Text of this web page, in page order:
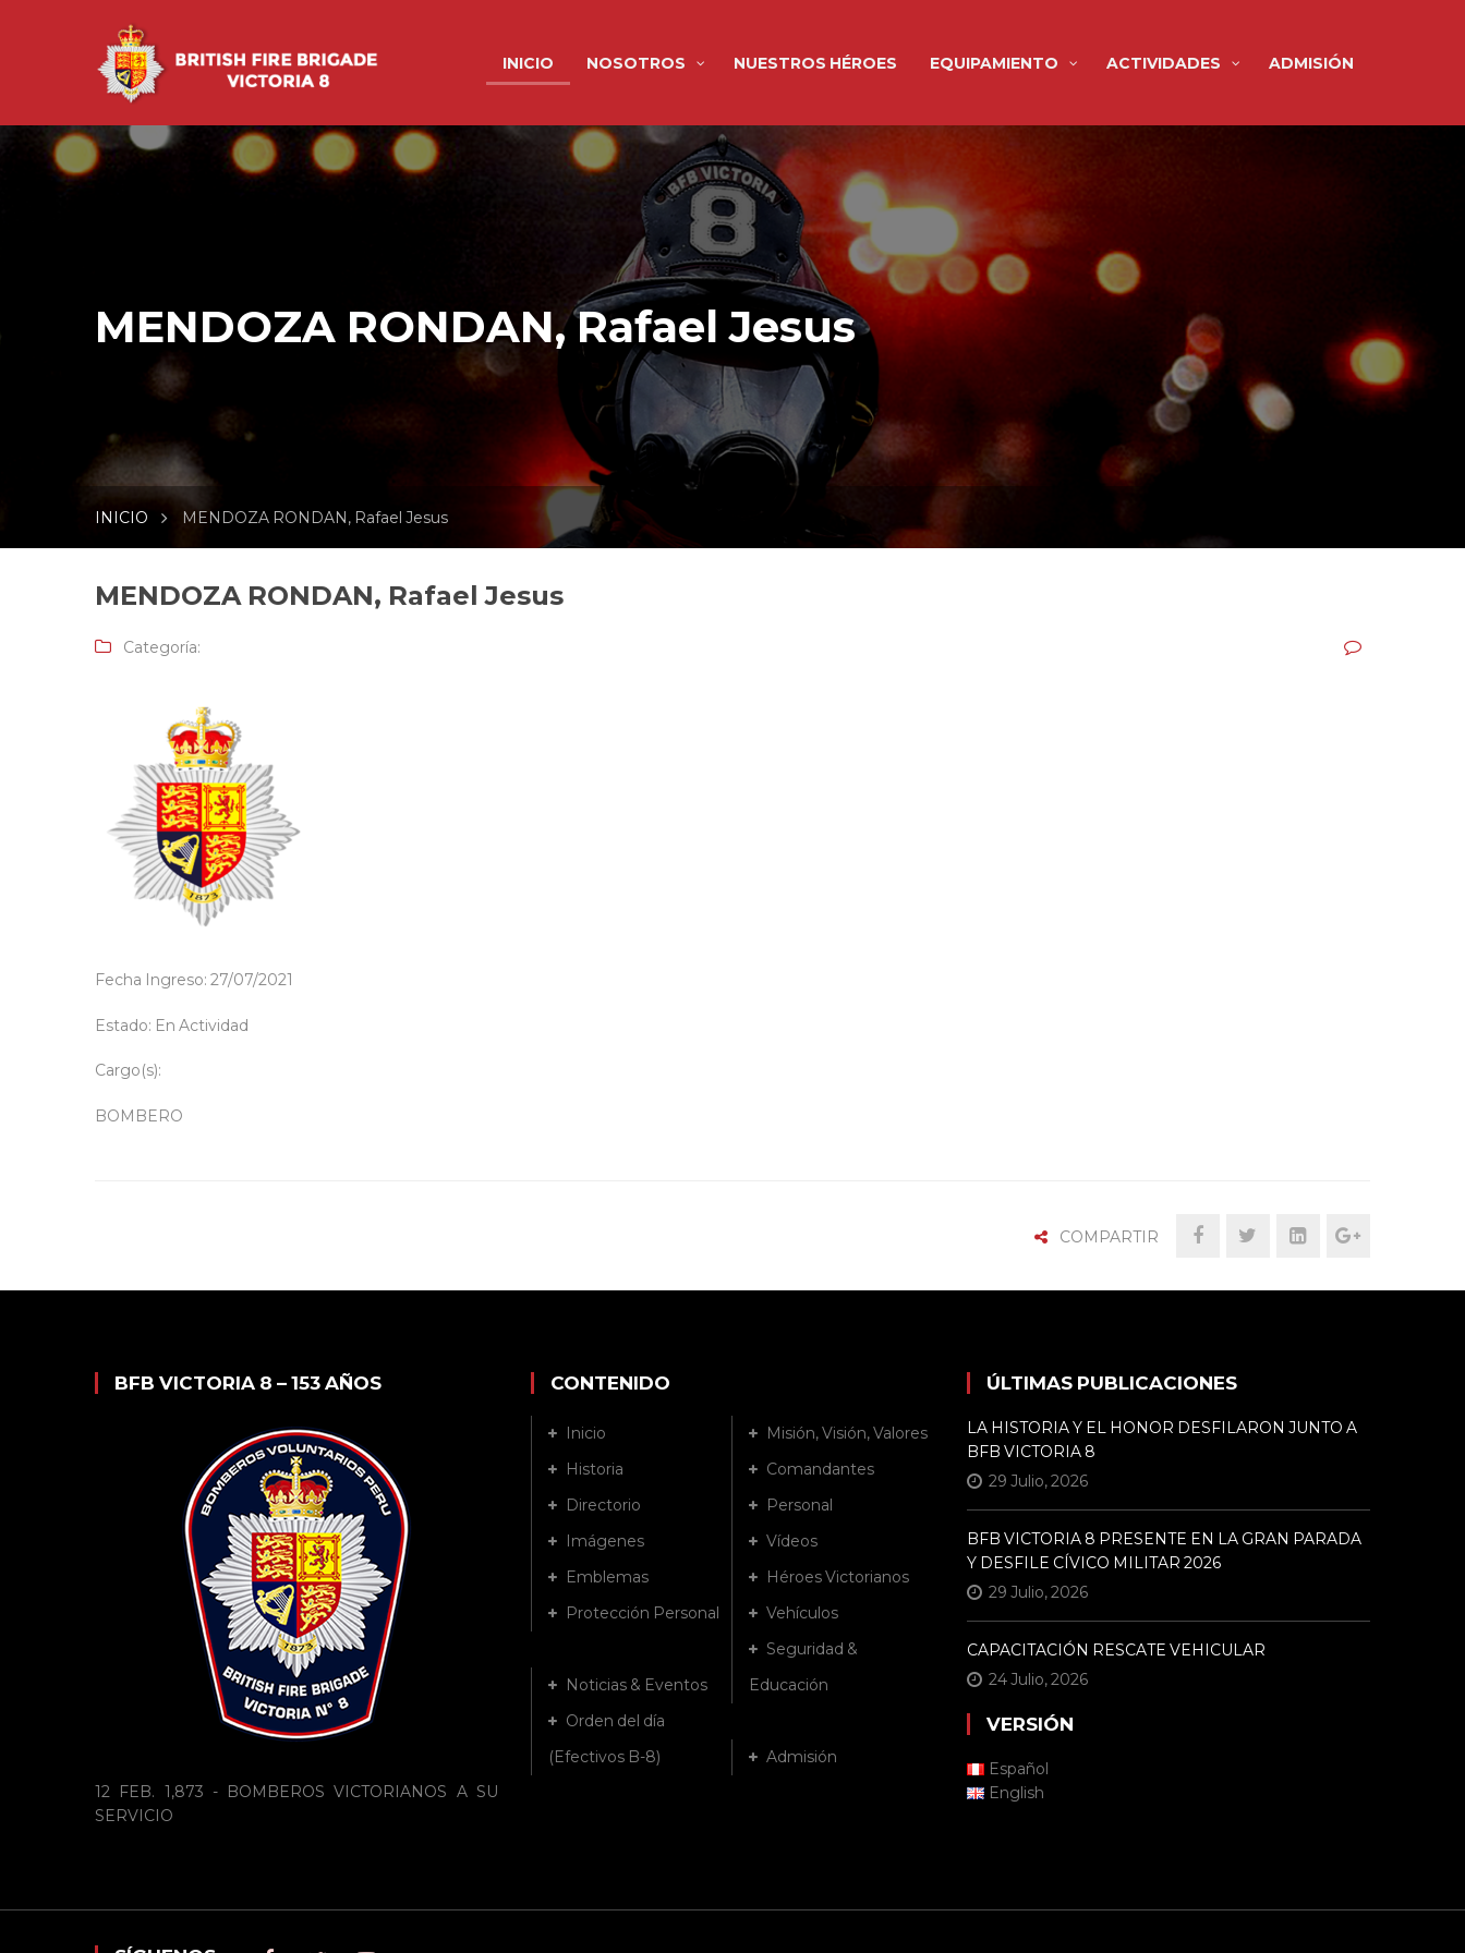
INICIO NOSOTROS NUESTROS HÉROES EQUIPAMIENTO ACTIVIDADES ADMISIÓN
MENDOZA RONDAN, Rafael Jesus
INICIO MENDOZA RONDAN, Rafael Jesus
MENDOZA RONDAN, Rafael Jesus
Categoría:
Fecha Ingreso: 27/07/2021
Estado: En Actividad
Cargo(s):
BOMBERO
COMPARTIR
BFB VICTORIA 8 – 153 AÑOS
12 FEB. 1,873 - BOMBEROS VICTORIANOS A SU
SERVICIO
CONTENIDO
Inicio
Misión, Visión, Valores
Historia
Comandantes
Directorio
Personal
Imágenes
Vídeos
Emblemas
Héroes Victorianos
Protección Personal
Vehículos
Noticias & Eventos
Seguridad &
Educación
Orden del día
(Efectivos B-8)
Admisión
ÚLTIMAS PUBLICACIONES
LA HISTORIA Y EL HONOR DESFILARON JUNTO A
BFB VICTORIA 8
29 Julio, 2026
BFB VICTORIA 8 PRESENTE EN LA GRAN PARADA
Y DESFILE CÍVICO MILITAR 2026
29 Julio, 2026
CAPACITACIÓN RESCATE VEHICULAR
24 Julio, 2026
VERSIÓN
Español
English